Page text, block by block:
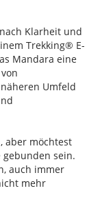
Klarheit und
Trekking® E-
Mandara eine
Umfeld
aber möchtest
gebunden sein.
auch immer
mehr